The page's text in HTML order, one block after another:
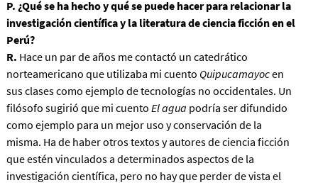
P. ¿Qué se ha hecho y qué se puede hacer para relacionar la
investigación científica y la literatura de ciencia ficción en el
Perú?
R. Hace un par de años me contactó un catedrático
norteamericano que utilizaba mi cuento Quipucamayocen
sus clases como ejemplo de tecnologías no occidentales. Un
filósofo sugirió que mi cuento El agua podría ser difundido
como ejemplo para un mejor uso y conservación de la
misma. Ha de haber otros textos y autores de ciencia ficción
que estén vinculados a determinados aspectos de la
investigación científica, pero no hay que perder de vista el